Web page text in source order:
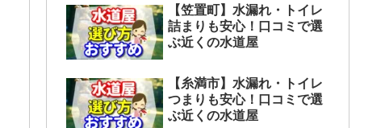
【笠置町】水漏れ・トイレ
詰まりも安心！口コミで選
ぶ近くの水道屋
【糸満市】水漏れ・トイレ
つまりも安心！口コミで選
ぶ近くの水道屋